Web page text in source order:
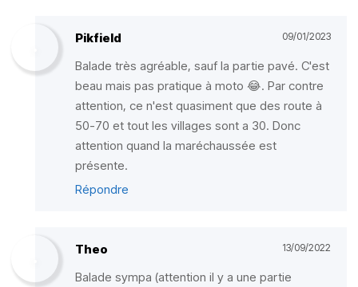
Pikfield 09/01/2023
Balade très agréable, sauf la partie pavé. C'est
beau mais pas pratique à moto 😂. Par contre
attention, ce n'est quasiment que des route à
50-70 et tout les villages sont a 30. Donc
attention quand la maréchaussée est
présente.
Répondre
Theo 13/09/2022
Balade sympa (attention il y a une partie